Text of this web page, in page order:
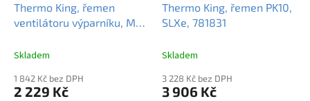
Thermo King, řemen
ventilátoru výparníku, MD,
Skladem
1 842 Kč bez DPH
2 229 Kč
Thermo King, řemen PK10,
SLXe, 781831
Skladem
3 228 Kč bez DPH
3 906 Kč